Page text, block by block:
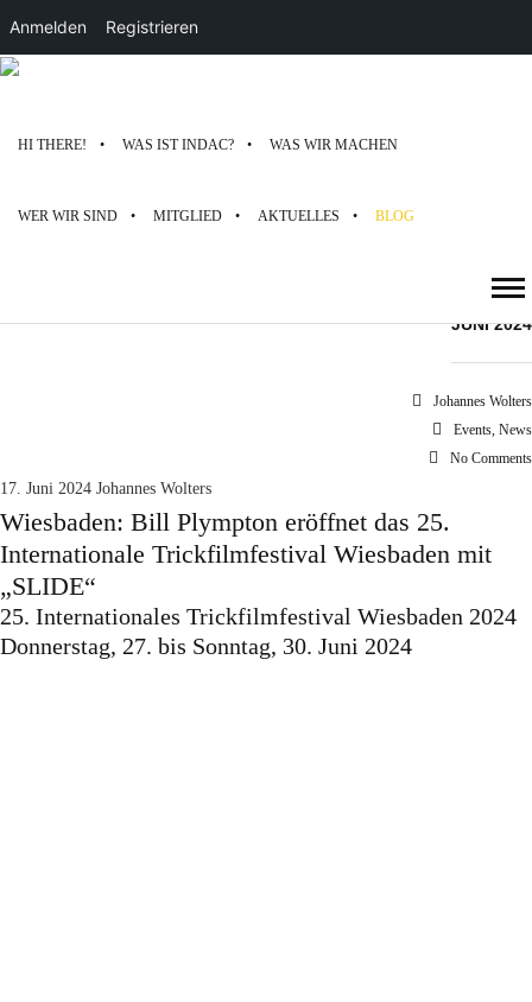
Anmelden Registrieren
HI THERE! WAS IST INDAC? WAS WIR MACHEN
WER WIR SIND MITGLIED AKTUELLES BLOG
17
JUNI 2024
Johannes Wolters
Events, News
No Comments
17. Juni 2024 Johannes Wolters
Wiesbaden: Bill Plympton eröffnet das 25.
Internationale Trickfilmfestival Wiesbaden mit
„SLIDE“
25. Internationales Trickfilmfestival Wiesbaden 2024
Donnerstag, 27. bis Sonntag, 30. Juni 2024